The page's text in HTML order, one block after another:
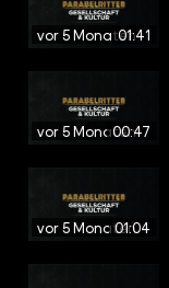
vor 5 Monaten01:41
vor 5 Monaten
00:47
vor 5 Monaten
01:04